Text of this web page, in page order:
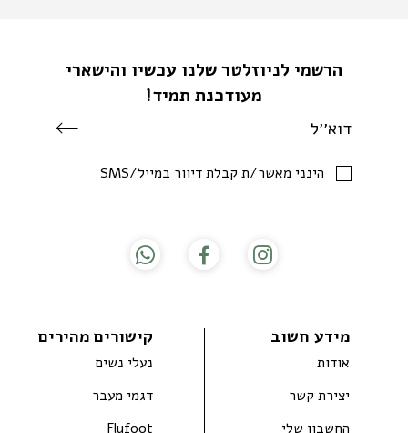
מידע חשוב
אודות
יצירת קשר
החשבון שלי
קישורים מהירים
נעלי נשים
דגמי מעבר
Flyfoot
הרשמי לניוזלטר שלנו עכשיו והישארי
מעודכנת תמיד!
SMS/הינני מאשר/ת קבלת דיוור במייל